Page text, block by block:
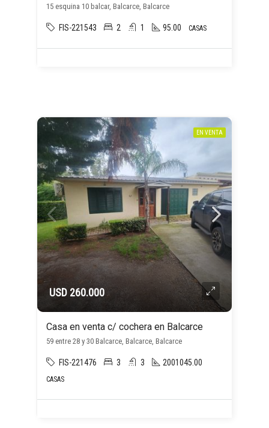
15 esquina 10 balcar, Balcarce, Balcarce
FIS-221543 2 1 95.00 CASAS
EN VENTA
USD 260.000
Casa en venta c/ cochera en Balcarce
59 entre 28 y 30 Balcarce, Balcarce, Balcarce
FIS-221476 3 3 2001045.00
CASAS